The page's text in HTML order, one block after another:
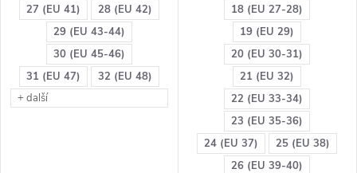
27 (EU 41)
28 (EU 42)
29 (EU 43-44)
30 (EU 45-46)
31 (EU 47)
32 (EU 48)
+ další
18 (EU 27-28)
19 (EU 29)
20 (EU 30-31)
21 (EU 32)
22 (EU 33-34)
23 (EU 35-36)
24 (EU 37)
25 (EU 38)
26 (EU 39-40)